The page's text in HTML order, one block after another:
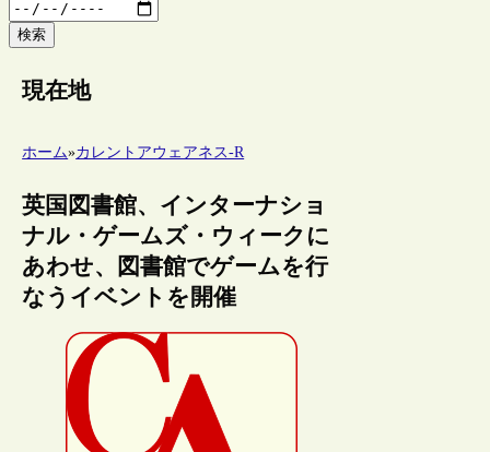
検索
現在地
ホーム»カレントアウェアネス-R
英国図書館、インターナショ
ナル・ゲームズ・ウィークに
あわせ、図書館でゲームを行
なうイベントを開催